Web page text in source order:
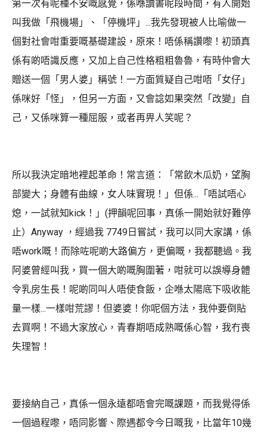
第一次有呢種不安嘅感覺，係喺讀書呢段時間，有人開始
叫我做「飛機場」、「停機坪」...我先發現被人比喻做一
個對社會咁重要嘅基礎建設，原來！唔係稱讚嚟！初頭真
係有啲唔識反應，又加上自己性格粗粗魯魯，有時仲會大
贈送一個「男人婆」稱號！一方面質疑自己咁唔「女仔」
係咪好「怪」，但另一方面，又會諗如果突然「改變」自
己，又係咪算一種屈服，或者再畀人笑呢？
所以我決定暗地裡起革命！常言道：「常飲木瓜奶，望胸
部變大；身體有曲線，女人味實現！」但係...「唔試唔心
熄，一試就知kick！」(押韻呢回事，真係一開始就好難停
止）Anyway ，經過我 7749日嘗試，我可以同大家講，係
唔work嘅！而除咗呢啲大路偏方，更偏嘅，我都聽過。我
阿婆曾經叫我，買一個大啲嘅胸圍著，咁就可以誤導身體
令乳房生長！呢啲同叫人唔使食飯，企喺太陽底下吸收能
量一樣...一樣咁荒謬！但婆婆！你呢個方法，我仲要倒貼
去買啊！不過大家放心，青春期唔成熟嘅係心智，我冇喪
失理智！
要接納自己，真係一個永遠都唔會完嘅課題，而我覺得係
一個過程嚟，唔同影響、際遇都令今日嘅我，比當年10幾